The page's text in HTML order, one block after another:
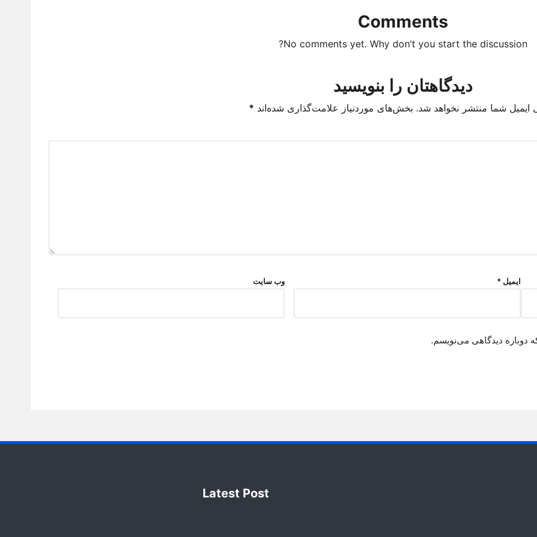
Comments
No comments yet. Why don’t you start the discussion?
دیدگاهتان را بنویسید
ایمیل شما منتشر نخواهد شد. بخش‌های موردنیاز علامت‌گذاری شده‌اند *
ایمیل * وب‌ سایت
دوباره دیدگاهی می‌نویسم.
Latest Post